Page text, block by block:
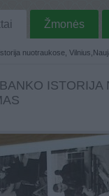
Žmonės
nuotraukose,
ISTORIJA